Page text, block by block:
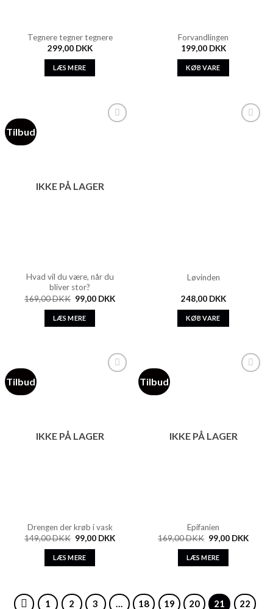
Tegnere tegner tegnere
299,00 DKK
LÆS MERE
Forvandlingen
199,00 DKK
KØB VARE
Tilbud
IKKE PÅ LAGER
Hvad vil du være, når du
bliver stor?
169,00DKK 99,00 DKK
LÆS MERE
Løvinden
248,00 DKK
KØB VARE
Tilbud
IKKE PÅ LAGER
Drengen der krøb i vask
149,00DKK 99,00 DKK
LÆS MERE
Tilbud
IKKE PÅ LAGER
Epifanien
169,00DKK 99,00 DKK
LÆS MERE
1 2 3 … 18 19 20 21 22